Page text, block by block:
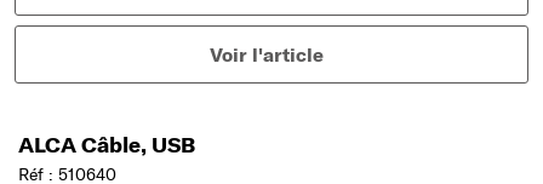
Voir l'article
ALCA Câble, USB
Réf : 510640